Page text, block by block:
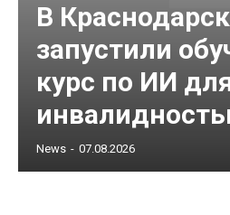
В
запустили
курс по ИИ
News - 07.08.2026